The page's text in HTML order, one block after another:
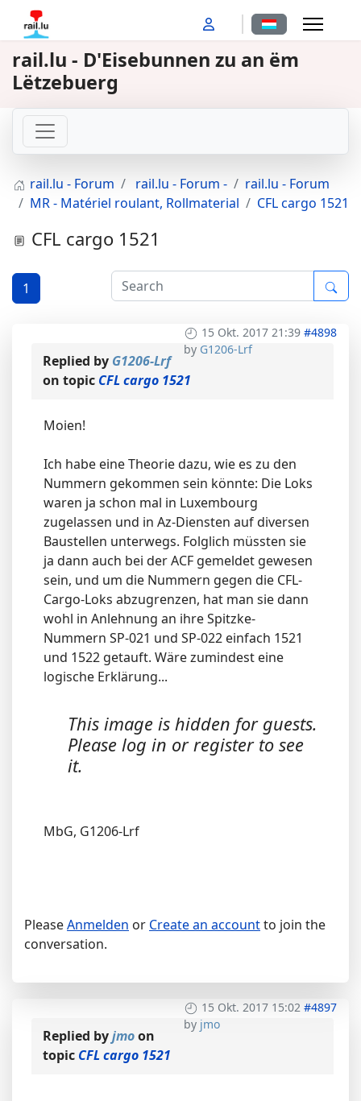
Sprache
rail.lu - D'Eisebunnen zu an ëm
Lëtzebuerg
rail.lu - Forum rail.lu - Forum -
rail.lu - Forum
MR - Matériel roulant, Rollmaterial
CFL cargo 1521
CFL cargo 1521
1
15 Okt. 2017 21:39 #4898
by G1206-Lrf
Replied by G1206-Lrf
on topic CFL cargo 1521
Moien!
Ich habe eine Theorie dazu, wie es zu den
Nummern gekommen sein könnte: Die Loks
waren ja schon mal in Luxembourg
zugelassen und in Az-Diensten auf diversen
Baustellen unterwegs. Folglich müssten sie
ja dann auch bei der ACF gemeldet gewesen
sein, und um die Nummern gegen die CFL-
Cargo-Loks abzugrenzen, hat man sie dann
wohl in Anlehnung an ihre Spitzke-
Nummern SP-021 und SP-022 einfach 1521
und 1522 getauft. Wäre zumindest eine
logische Erklärung...
This image is hidden for guests.
Please log in or register to see
it.
MbG, G1206-Lrf
PleaseAnmelden or Create an accountto join the
conversation.
15 Okt. 2017 15:02 #4897
by jmo
Replied byjmoon
topic CFL cargo 1521